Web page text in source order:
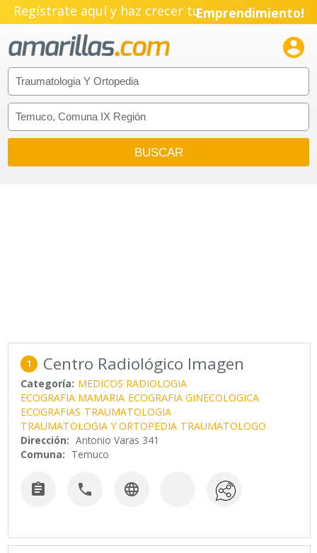
Regístrate aquí y haz crecer tuEmprendimiento!

1 Centro Radiológico Imagen
Categoría: MEDICOS RADIOLOGIA
ECOGRAFIA MAMARIA ECOGRAFIA GINECOLOGICA
ECOGRAFIAS TRAUMATOLOGIA
TRAUMATOLOGIA Y ORTOPEDIA TRAUMATOLOGO
Dirección: Antonio Varas 341
Comuna: Temuco
  